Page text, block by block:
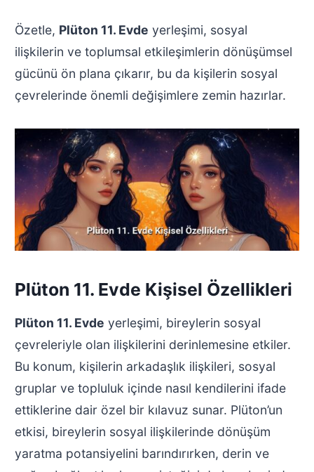
Özetle, Plüton 11. Evde yerleşimi, sosyal
ilişkilerin ve toplumsal etkileşimlerin dönüşümsel
gücünü ön plana çıkarır, bu da kişilerin sosyal
çevrelerinde önemli değişimlere zemin hazırlar.
Plüton 11. Evde Kişisel Özellikleri
Plüton 11. Evde yerleşimi, bireylerin sosyal
çevreleriyle olan ilişkilerini derinlemesine etkiler.
Bu konum, kişilerin arkadaşlık ilişkileri, sosyal
gruplar ve topluluk içinde nasıl kendilerini ifade
ettiklerine dair özel bir kılavuz sunar. Plüton’un
etkisi, bireylerin sosyal ilişkilerinde dönüşüm
yaratma potansiyelini barındırırken, derin ve